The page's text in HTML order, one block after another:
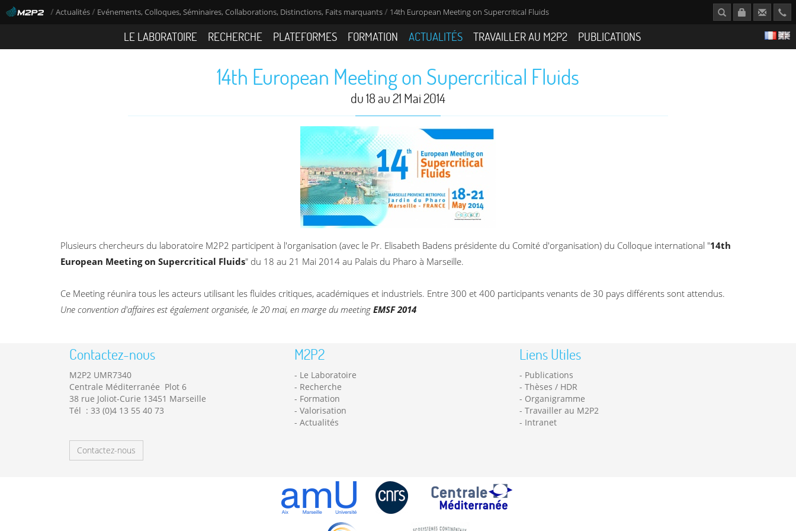
/Actualités/ Evénements, Colloques, Séminaires, Collaborations, Distinctions, Faits marquants/ 14th European Meeting on Supercritical Fluids
LE LABORATOIRE RECHERCHE PLATEFORMES FORMATION ACTUALITÉS TRAVAILLER AU M2P2 PUBLICATIONS
14th European Meeting on Supercritical Fluids
du 18 au 21 Mai 2014
Plusieurs chercheurs du laboratoire M2P2 participent à l'organisation (avec le Pr. Elisabeth Badens présidente du Comité d'organisation) du Colloque international "14th
European Meeting on Supercritical Fluids" du 18 au 21 Mai 2014 au Palais du Pharo à Marseille.
Ce Meeting réunira tous les acteurs utilisant les fluides critiques, académiques et industriels. Entre 300 et 400 participants venants de 30 pays différents sont attendus.
Une convention d'affaires est également organisée, le 20 mai, en marge du meetingEMSF 2014
Contactez-nous
M2P2 UMR7340
Centrale Méditerranée Plot 6
38 rue Joliot-Curie 13451 Marseille
Tél : 33 (0)4 13 55 40 73
Contactez-nous
M2P2
Le Laboratoire
Recherche
Formation
Valorisation
Actualités
Liens Utiles
Publications
Thèses / HDR
Organigramme
Travailler au M2P2
Intranet